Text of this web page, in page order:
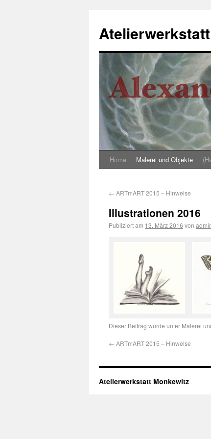
Home Malerei und Objekte
← ARTmART 2015 – Hinweise
Illustrationen 2016
Publiziert am 13. März 2016 von
Dieser Beitrag wurde unter Malerei
← ARTmART 2015 – Hinweise
Atelierwerkstatt Monkewitz